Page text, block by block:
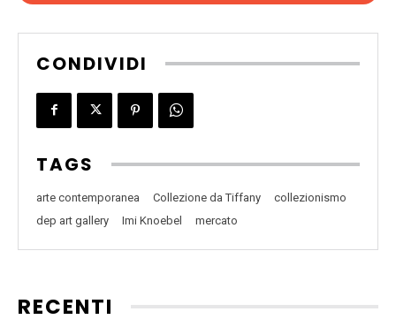
CONDIVIDI
TAGS
arte contemporanea Collezione da Tiffany
collezionismo
dep art gallery
Imi Knoebel mercato
RECENTI